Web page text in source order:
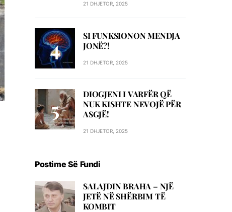
21 DHJETOR, 2025
SI FUNKSIONON MENDJA
JONË?!
21 DHJETOR, 2025
DIOGJENI I VARFËR QË
NUK KISHTE NEVOJË PËR
ASGJË!
21 DHJETOR, 2025
Postime Së Fundi
SALAJDIN BRAHA – NJЁ
JETЁ NЁ SHЁRBIM TЁ
KOMBIT